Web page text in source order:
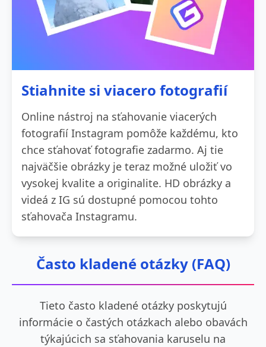
Stiahnite si viacero fotografií
Online nástroj na sťahovanie viacerých
fotografií Instagram pomôže každému, kto
chce sťahovať fotografie zadarmo. Aj tie
najväčšie obrázky je teraz možné uložiť vo
vysokej kvalite a originalite. HD obrázky a
videá z IG sú dostupné pomocou tohto
sťahovača Instagramu.
Často kladené otázky (FAQ)
Tieto často kladené otázky poskytujú
informácie o častých otázkach alebo obavách
týkajúcich sa sťahovania karuselu na